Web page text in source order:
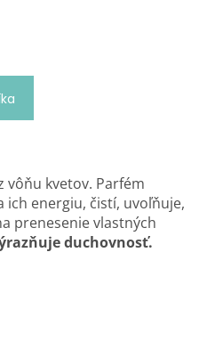
vôňu kvetov. Parfém
energiu, čistí, uvoľňuje,
prenesenie vlastných
duchovnosť.